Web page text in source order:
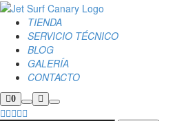
TIENDA
SERVICIO TÉCNICO
BLOG
GALERÍA
CONTACTO
0